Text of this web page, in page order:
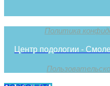
Политика
Центр подологии -